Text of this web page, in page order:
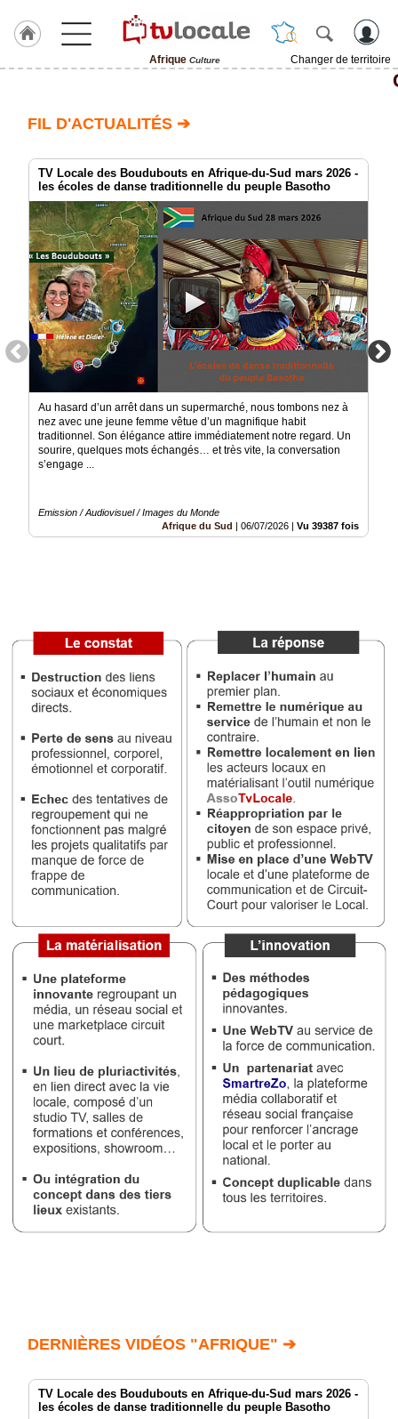
Afrique Culture
Changer de territoire
Afrique
TvLocale
France
Accueil
RUBRIQUES
Agenda
Gazette
Médias
groupe
Inscription
FIL D'ACTUALITÉS ➔
TV Locale des Boudubouts en Afrique-du-Sud mars 2026 -
les écoles de danse traditionnelle du peuple Basotho
Au hasard d’un arrêt dans un supermarché, nous tombons nez à
nez avec une jeune femme vêtue d’un magnifique habit
traditionnel. Son élégance attire immédiatement notre regard. Un
sourire, quelques mots échangés… et très vite, la conversation
s’engage ...
Emission / Audiovisuel / Images du Monde
Afrique du Sud
06/07/2026 Vu 39387 fois
DERNIÈRES VIDÉOS "AFRIQUE" ➔
TV Locale des Boudubouts en Afrique-du-Sud mars 2026 -
les écoles de danse traditionnelle du peuple Basotho